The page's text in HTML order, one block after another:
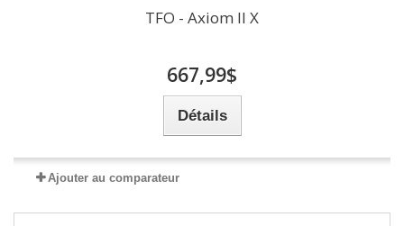
TFO - Axiom II X
667,99$
Détails
Ajouter au comparateur